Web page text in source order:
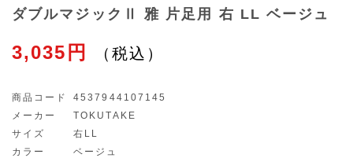
ダブルマジックⅡ 雅 片足用 右 LL ベージュ
3,035円
商品コード
4537944107145
メーカー
TOKUTAKE
サイズ
右LL
カラー
ベージュ